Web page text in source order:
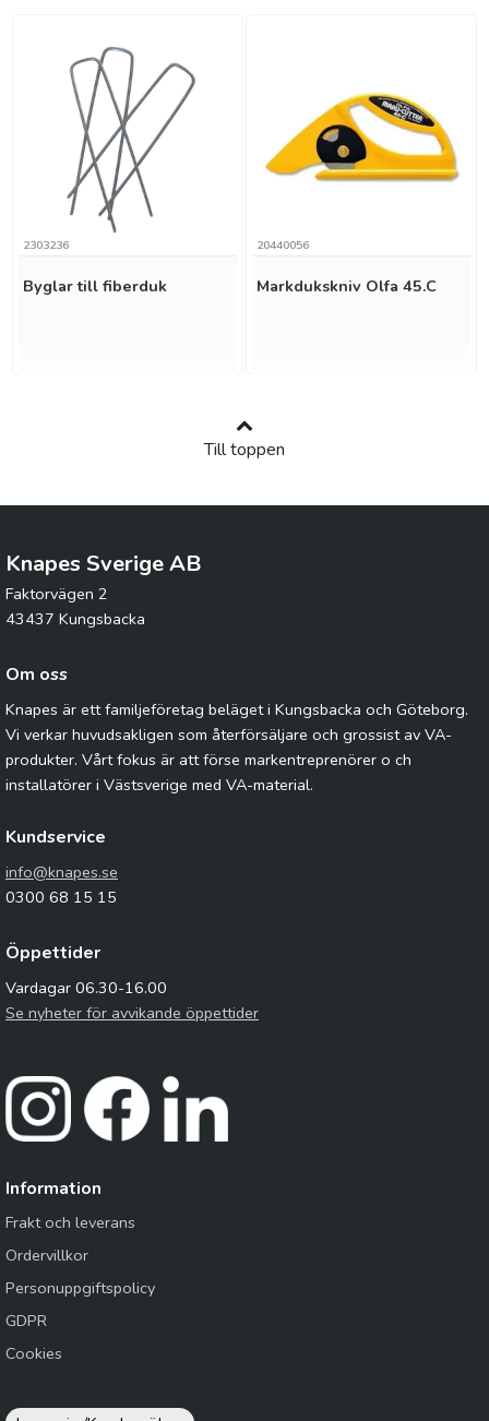
Byglar till fiberduk
2303236
Markdukskniv Olfa 45.C
20440056
Till toppen
Knapes Sverige AB
Faktorvägen 2
43437 Kungsbacka
Om oss
Knapes är ett familjeföretag beläget i Kungsbacka och Göteborg.
Vi verkar huvudsakligen som återförsäljare och grossist av VA-
produkter. Vårt fokus är att förse markentreprenörer o ch
installatörer i Västsverige med VA-material.
Kundservice
info@knapes.se
0300 68 15 15
Öppettider
Vardagar 06.30-16.00
Se nyheter för avvikande öppettider
Information
Frakt och leverans
Ordervillkor
Personuppgiftspolicy
GDPR
Cookies